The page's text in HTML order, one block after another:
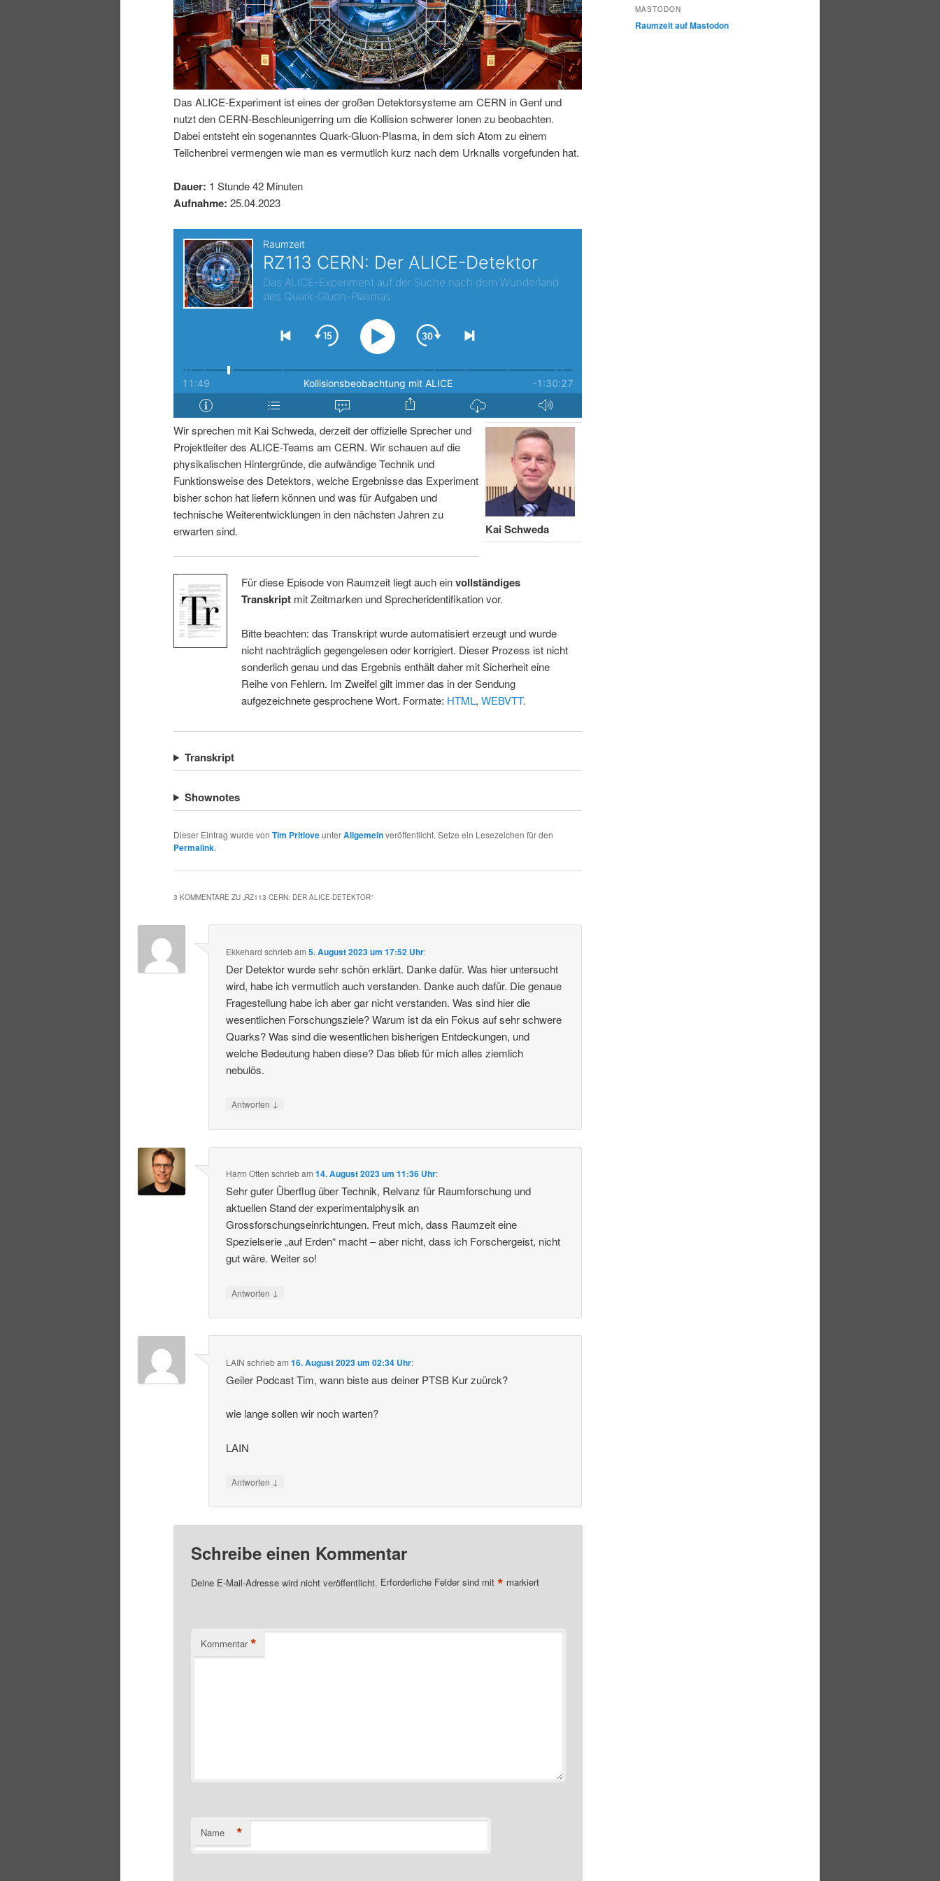
n
I
n
a
s
p
n
g
e
n
r
e
n
n
l
t
r
i
n
g
n
Das ALICE-Experiment ist eines der großen Detektorsysteme am CERN in Genf und
nutzt den CERN-Beschleunigerring um die Kollision schwerer Ionen zu beobachten.
Dabei entsteht ein sogenanntes Quark-Gluon-Plasma, in dem sich Atom zu einem
Teilchenbrei vermengen wie man es vermutlich kurz nach dem Urknalls vorgefunden hat.
Dauer: 1 Stunde 42 Minuten
Aufnahme: 25.04.2023
Kai Schweda
Wir sprechen mit Kai Schweda, derzeit der offizielle Sprecher und
Projektleiter des ALICE-Teams am CERN. Wir schauen auf die
physikalischen Hintergründe, die aufwändige Technik und
Funktionsweise des Detektors, welche Ergebnisse das Experiment
bisher schon hat liefern können und was für Aufgaben und
technische Weiterentwicklungen in den nächsten Jahren zu
erwarten sind.
Für diese Episode von Raumzeit liegt auch einvollständiges
Transkriptmit Zeitmarken und Sprecheridentifikation vor.
Bitte beachten: das Transkript wurde automatisiert erzeugt und wurde
nicht nachträglich gegengelesen oder korrigiert. Dieser Prozess ist nicht
sonderlich genau und das Ergebnis enthält daher mit Sicherheit eine
Reihe von Fehlern. Im Zweifel gilt immer das in der Sendung
aufgezeichnete gesprochene Wort. Formate: HTML, WEBVTT.
Transkript
Shownotes
Dieser Eintrag wurde von Tim PritloveunterAllgemeinveröffentlicht. Setze ein Lesezeichen für den
Permalink.
3 KOMMENTARE ZU „RZ113 CERN: DER ALICE-DETEKTOR“
Ekkehard schriebam5. August 2023 um 17:52 Uhr:
Der Detektor wurde sehr schön erklärt. Danke dafür. Was hier untersucht
wird, habe ich vermutlich auch verstanden. Danke auch dafür. Die genaue
Fragestellung habe ich aber gar nicht verstanden. Was sind hier die
wesentlichen Forschungsziele? Warum ist da ein Fokus auf sehr schwere
Quarks? Was sind die wesentlichen bisherigen Entdeckungen, und
welche Bedeutung haben diese? Das blieb für mich alles ziemlich
nebulös.
Antworten ↓
Harm Otten schriebam14. August 2023 um 11:36 Uhr:
Sehr guter Überflug über Technik, Relvanz für Raumforschung und
aktuellen Stand der experimentalphysik an
Grossforschungseinrichtungen. Freut mich, dass Raumzeit eine
Spezielserie „auf Erden“ macht – aber nicht, dass ich Forschergeist, nicht
gut wäre. Weiter so!
Antworten ↓
LAIN schriebam16. August 2023 um 02:34 Uhr:
Geiler Podcast Tim, wann biste aus deiner PTSB Kur zuürck?
wie lange sollen wir noch warten?
LAIN
Antworten ↓
Schreibe einen Kommentar
Deine E-Mail-Adresse wird nicht veröffentlicht. Erforderliche Felder sind mit* markiert
Kommentar *
Name *
MASTODON
Raumzeit auf Mastodon